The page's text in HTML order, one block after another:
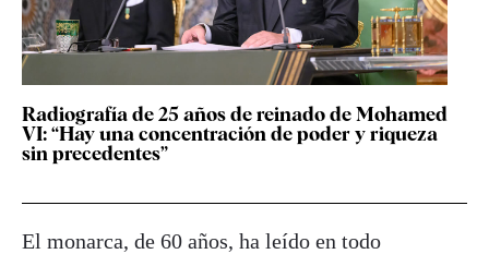
Radiografía de 25 años de reinado de Mohamed
VI: “Hay una concentración de poder y riqueza
sin precedentes”
El monarca, de 60 años, ha leído en todo